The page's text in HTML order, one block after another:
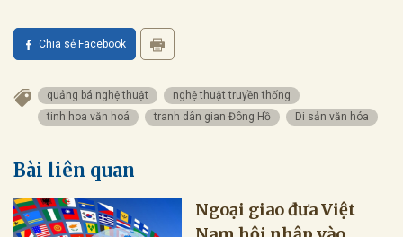
Chia sẻ Facebook
quảng bá nghệ thuật
nghệ thuật truyền thống
tinh hoa văn hoá
tranh dân gian Đông Hồ Di sản văn hóa
Bài liên quan
Ngoại giao đưa Việt